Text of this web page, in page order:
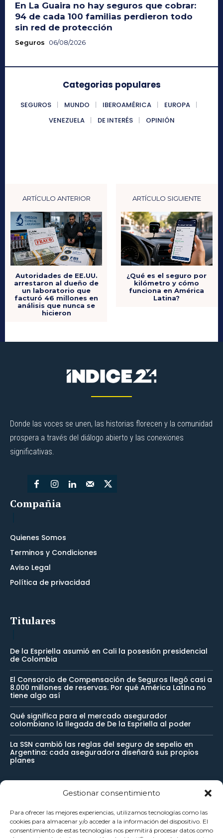
Gestionar consentimiento
Para ofrecer las mejores experiencias, utilizamos tecnologías como las
cookies para almacenar y/o acceder a la información del dispositivo. El
consentimiento de estas tecnologías nos permitirá procesar datos como
En La Guaira no hay seguros que cobrar:
94 de cada 100 familias perdieron todo
sin red de protección
Seguros 06/08/2026
Categorias populares
SEGUROS MUNDO IBEROAMÉRICA
EUROPA
VENEZUELA
DE INTERÉS OPINIÓN
ARTÍCULO ANTERIOR
Autoridades de EE.UU.
arrestaron al dueño de
un laboratorio que
facturó 46 millones en
análisis que nunca se
hicieron
ARTÍCULO SIGUIENTE
¿Qué es el seguro por
kilómetro y cómo
funciona en América
Latina?
Donde las voces se unen, las historias florecen y la comunidad
prospera a través del diálogo abierto y las conexiones
significativas.
Compañia
Quienes Somos
Terminos y Condiciones
Aviso Legal
Política de privacidad
Titulares
De la Espriella asumió en Cali la posesión presidencial
de Colombia
El Consorcio de Compensación de Seguros llegó casi a
8.000 millones de reservas. Por qué América Latina no
tiene algo así
Qué significa para el mercado asegurador
colombiano la llegada de De la Espriella al poder
La SSN cambió las reglas del seguro de sepelio en
Argentina: cada aseguradora diseñará sus propios
planes
Newsletter
Reciba noticias importantes directamente en su buzón de